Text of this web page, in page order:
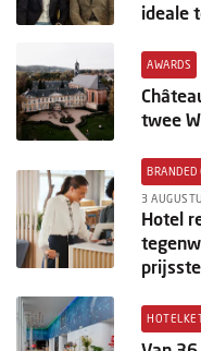
ideale
AWARDS
twee
BRANDED
3
Hotel